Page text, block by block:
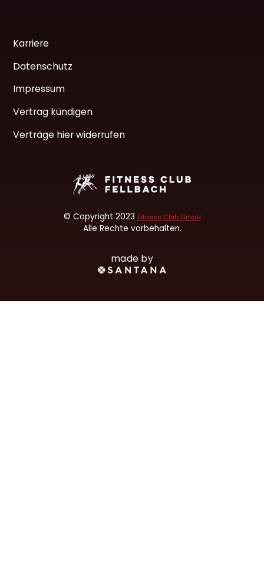
Karriere
Datenschutz
Impressum
Vertrag kündigen
Verträge hier widerrufen
© Copyright 2023 Fitness Club GmbH
Alle Rechte vorbehalten.
made by